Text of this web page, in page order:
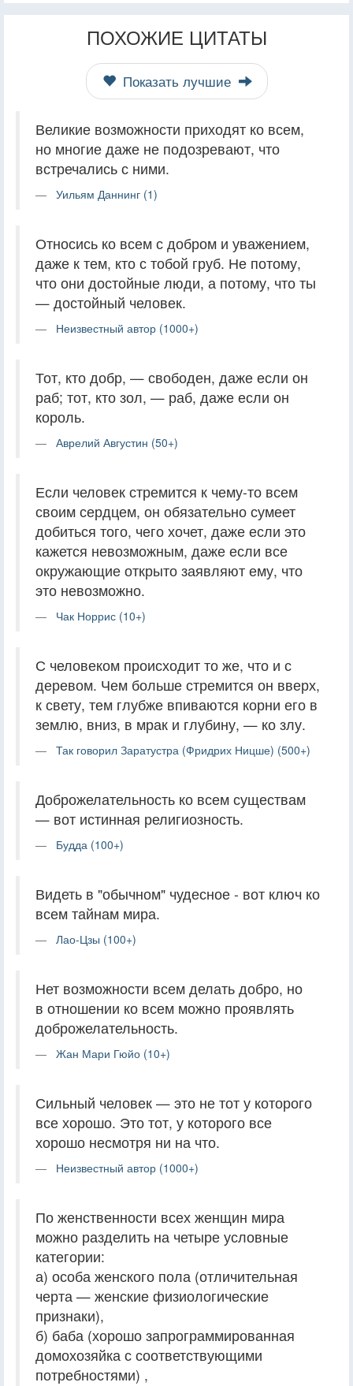
ПОХОЖИЕ ЦИТАТЫ
Показать лучшие
Великие возможности приходят ко всем,
но многие даже не подозревают, что
встречались с ними.
Уильям Даннинг (1)
Относись ко всем с добром и уважением,
даже к тем, кто с тобой груб. Не потому,
что они достойные люди, а потому, что ты
— достойный человек.
Неизвестный автор (1000+)
Тот, кто добр, — свободен, даже если он
раб; тот, кто зол, — раб, даже если он
король.
Аврелий Августин (50+)
Если человек стремится к чему-то всем
своим сердцем, он обязательно сумеет
добиться того, чего хочет, даже если это
кажется невозможным, даже если все
окружающие открыто заявляют ему, что
это невозможно.
Чак Норрис (10+)
С человеком происходит то же, что и с
деревом. Чем больше стремится он вверх,
к свету, тем глубже впиваются корни его в
землю, вниз, в мрак и глубину, — ко злу.
Так говорил Заратустра (Фридрих Ницше) (500+)
Доброжелательность ко всем существам
— вот истинная религиозность.
Будда (100+)
Видеть в "обычном" чудесное - вот ключ ко
всем тайнам мира.
Лао-Цзы (100+)
Нет возможности всем делать добро, но
в отношении ко всем можно проявлять
доброжелательность.
Жан Мари Гюйо (10+)
Сильный человек — это не тот у которого
все хорошо. Это тот, у которого все
хорошо несмотря ни на что.
Неизвестный автор (1000+)
По женственности всех женщин мира
можно разделить на четыре условные
категории:
а) особа женского пола (отличительная
черта — женские физиологические
признаки),
б) баба (хорошо запрограммированная
домохозяйка с соответствующими
потребностями) ,